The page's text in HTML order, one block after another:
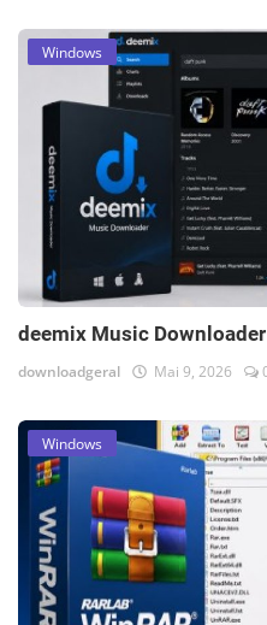
Windows
deemix Music
downloadgeral Mai 9, 2026
Windows